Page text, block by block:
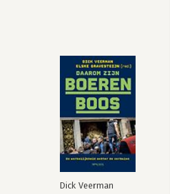
Dick Veerman